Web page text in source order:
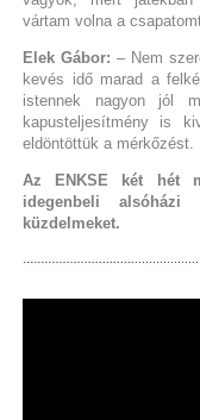
vártam volna a
Elek Gábor: – Nem
kevés idő marad a
istennek nagyon jól
kapusteljesítmény is
eldöntöttük a mérkőzést.
Az ENKSE két hét
idegenbeli alsóházi
küzdelmeket.